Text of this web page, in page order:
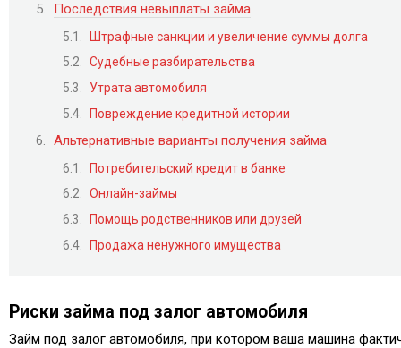
Последствия невыплаты займа
Штрафные санкции и увеличение суммы долга
Судебные разбирательства
Утрата автомобиля
Повреждение кредитной истории
Альтернативные варианты получения займа
Потребительский кредит в банке
Онлайн-займы
Помощь родственников или друзей
Продажа ненужного имущества
Риски займа под залог автомобиля
Займ под залог автомобиля, при котором ваша машина